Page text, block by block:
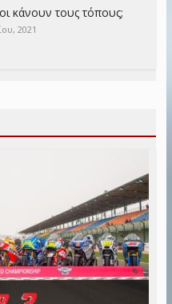
κάνουν τους τόπους;
2021